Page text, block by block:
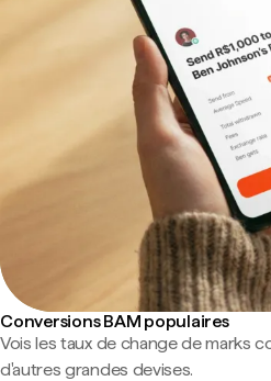
Conversions BAM populaires
Vois les taux de change de marks
d'autres grandes devises.